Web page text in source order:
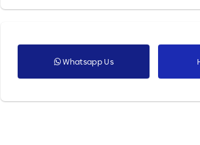
Whatsapp Us